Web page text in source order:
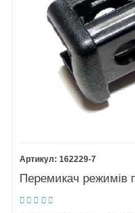
162229-7
Перемикач режимів